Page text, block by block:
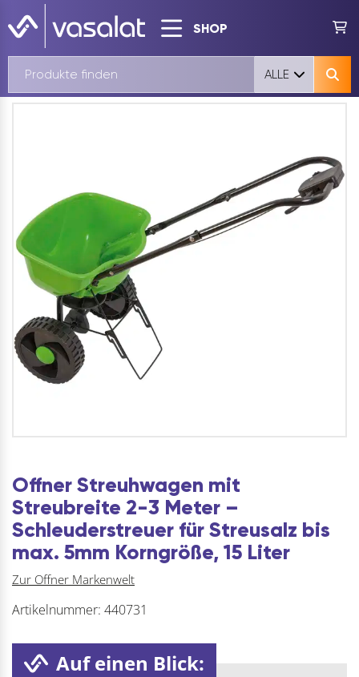
SHOP
ALLE
Offner Streuhwagen mit
Streubreite 2-3 Meter –
Schleuderstreuer für Streusalz bis
max. 5mm Korngröße, 15 Liter
Zur Offner Markenwelt
Artikelnummer: 440731
Auf einen Blick: